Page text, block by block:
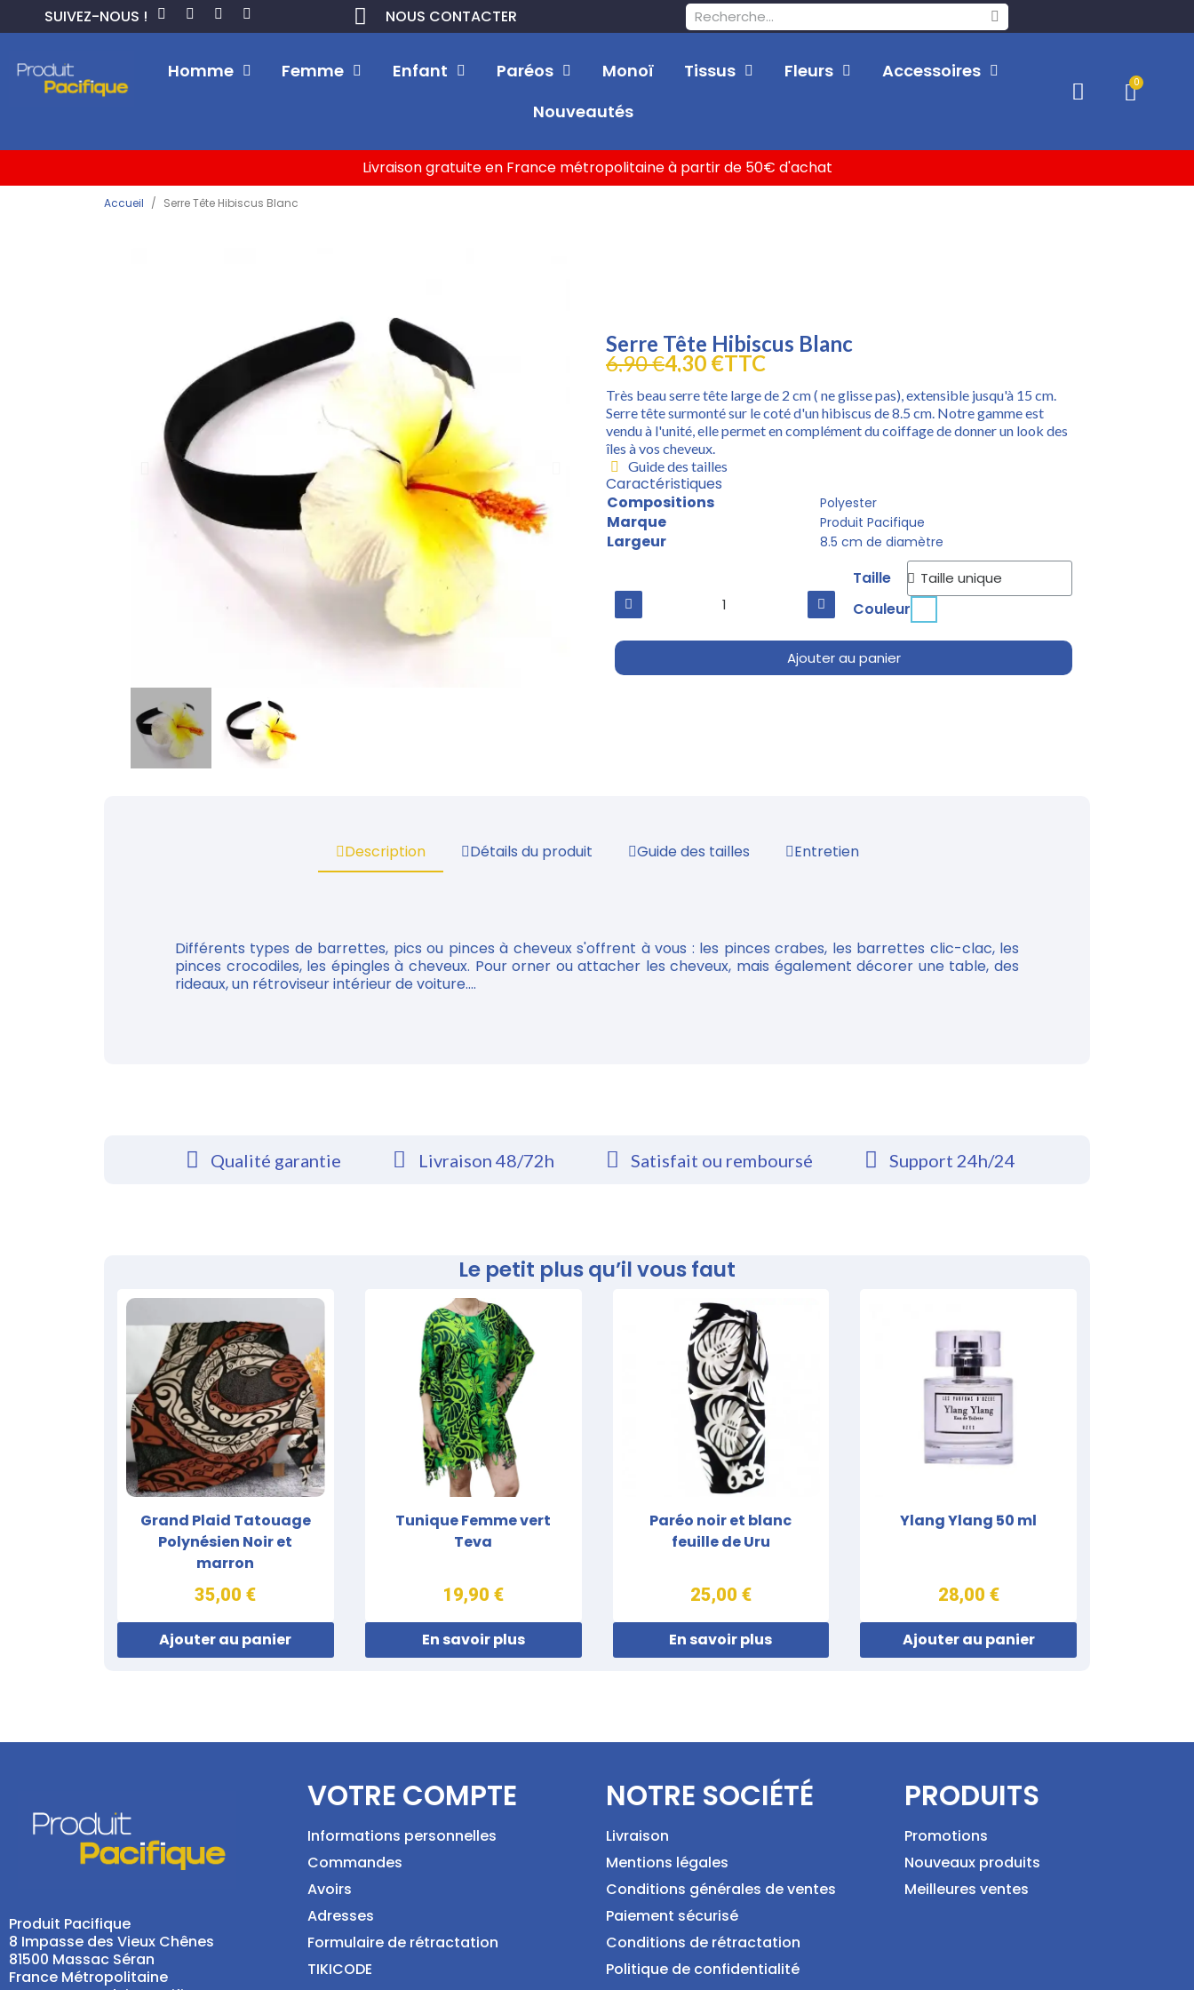
SUIVEZ-NOUS ! NOUS CONTACTER
Homme Femme Enfant Paréos Monoï Tissus Fleurs
Accessoires
Nouveautés
Livraison gratuite en France métropolitaine à partir de 50€ d'achat
Accueil Serre Tête Hibiscus Blanc
Serre Tête Hibiscus Blanc
6,90 €4,30 €TTC
Très beau serre tête large de 2 cm ( ne glisse pas), extensible jusqu'à 15 cm.
Serre tête surmonté sur le coté d'un hibiscus de 8.5 cm. Notre gamme est
vendu à l'unité, elle permet en complément du coiffage de donner un look des
îles à vos cheveux.
Guide des tailles
Caractéristiques
Compositions
Polyester
Marque Produit Pacifique
Largeur 8.5 cm de diamètre
Taille
Couleur
Ajouter au panier
Description Détails du produit Guide des tailles Entretien
Différents types de barrettes, pics ou pinces à cheveux s'offrent à vous : les pinces crabes, les barrettes clic-clac, les
pinces crocodiles, les épingles à cheveux. Pour orner ou attacher les cheveux, mais également décorer une table, des
rideaux, un rétroviseur intérieur de voiture....
Qualité garantie Livraison 48/72h Satisfait ou remboursé Support 24h/24
Le petit plus qu’il vous faut
Grand Plaid Tatouage
Polynésien Noir et
marron
35,00 €
Ajouter au panier
Tunique Femme vert
Teva
19,90 €
En savoir plus
Paréo noir et blanc
feuille de Uru
25,00 €
En savoir plus
Ylang Ylang 50 ml
28,00 €
Ajouter au panier
Produit Pacifique
8 Impasse des Vieux Chênes
81500 Massac Séran
France Métropolitaine
VOTRE COMPTE
Informations personnelles
Commandes
Avoirs
Adresses
Formulaire de rétractation
TIKICODE
NOTRE SOCIÉTÉ
Livraison
Mentions légales
Conditions générales de ventes
Paiement sécurisé
Conditions de rétractation
Politique de confidentialité
PRODUITS
Promotions
Nouveaux produits
Meilleures ventes